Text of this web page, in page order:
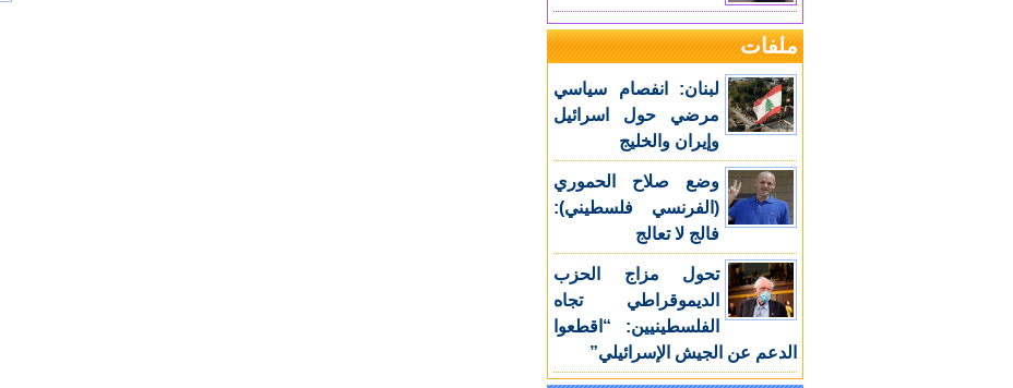
ملفات
لبنان: انفصام سياسي
مرضي حول اسرائيل
وإيران والخليج
وضع صلاح الحموري
(الفرنسي فلسطيني):
فالج لا تعالج
تحول مزاج الحزب
الديموقراطي تجاه
الفلسطينيين: “اقطعوا
الدعم عن الجيش الإسرائيلي”